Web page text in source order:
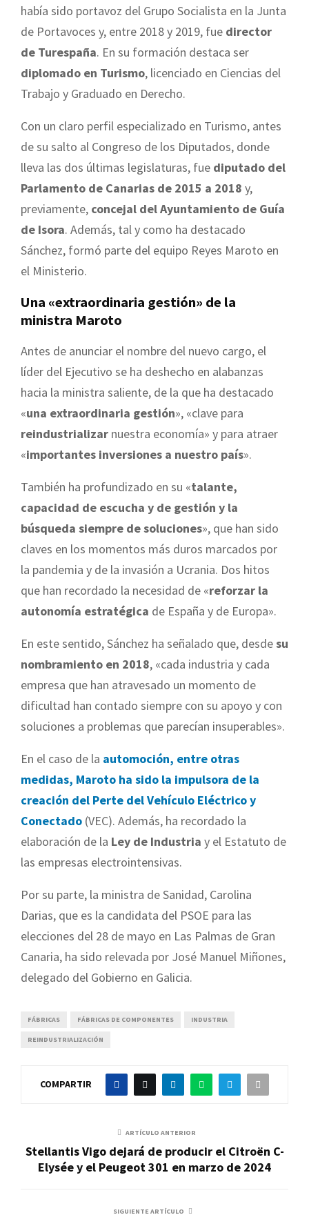
había sido portavoz del Grupo Socialista en la Junta
de Portavoces y, entre 2018 y 2019, fue director
de Turespaña. En su formación destaca ser
diplomado en Turismo, licenciado en Ciencias del
Trabajo y Graduado en Derecho.
Con un claro perfil especializado en Turismo, antes
de su salto al Congreso de los Diputados, donde
lleva las dos últimas legislaturas, fue diputado del
Parlamento de Canarias de 2015 a 2018 y,
previamente, concejal del Ayuntamiento de Guía
de Isora. Además, tal y como ha destacado
Sánchez, formó parte del equipo Reyes Maroto en
el Ministerio.
Una «extraordinaria gestión» de la
ministra Maroto
Antes de anunciar el nombre del nuevo cargo, el
líder del Ejecutivo se ha deshecho en alabanzas
hacia la ministra saliente, de la que ha destacado
«una extraordinaria gestión», «clave para
reindustrializar nuestra economía» y para atraer
«importantes inversiones a nuestro país».
También ha profundizado en su «talante,
capacidad de escucha y de gestión y la
búsqueda siempre de soluciones», que han sido
claves en los momentos más duros marcados por
la pandemia y de la invasión a Ucrania. Dos hitos
que han recordado la necesidad de «reforzar la
autonomía estratégica de España y de Europa».
En este sentido, Sánchez ha señalado que, desdesu
nombramiento en 2018, «cada industria y cada
empresa que han atravesado un momento de
dificultad han contado siempre con su apoyo y con
soluciones a problemas que parecían insuperables».
En el caso de la automoción, entre otras
medidas, Maroto ha sido la impulsora de la
creación del Perte del Vehículo Eléctrico y
Conectado (VEC). Además, ha recordado la
elaboración de la Ley de Industria y el Estatuto de
las empresas electrointensivas.
Por su parte, la ministra de Sanidad, Carolina
Darias, que es la candidata del PSOE para las
elecciones del 28 de mayo en Las Palmas de Gran
Canaria, ha sido relevada por José Manuel Miñones,
delegado del Gobierno en Galicia.
FÁBRICAS FÁBRICAS DE COMPONENTES INDUSTRIA
REINDUSTRIALIZACIÓN
COMPARTIR
ARTÍCULO ANTERIOR
Stellantis Vigo dejará de producir el Citroën C-
Elysée y el Peugeot 301 en marzo de 2024
SIGUIENTE ARTÍCULO